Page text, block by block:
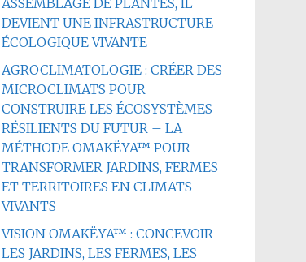
ASSEMBLAGE DE PLANTES, IL
DEVIENT UNE INFRASTRUCTURE
ÉCOLOGIQUE VIVANTE
AGROCLIMATOLOGIE : CRÉER DES
MICROCLIMATS POUR
CONSTRUIRE LES ÉCOSYSTÈMES
RÉSILIENTS DU FUTUR – LA
MÉTHODE OMAKËYA™ POUR
TRANSFORMER JARDINS, FERMES
ET TERRITOIRES EN CLIMATS
VIVANTS
VISION OMAKËYA™ : CONCEVOIR
LES JARDINS, LES FERMES, LES